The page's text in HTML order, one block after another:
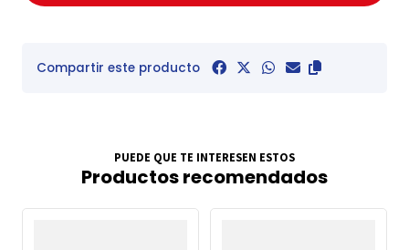
Compartir este producto
PUEDE QUE TE INTERESEN ESTOS
Productos recomendados